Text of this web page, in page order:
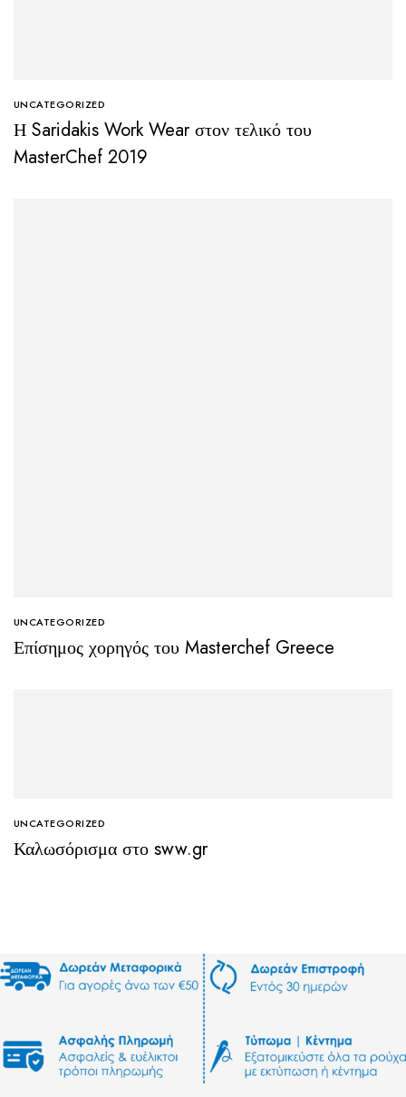
UNCATEGORIZED
Η Saridakis Work Wear στον τελικό του
MasterChef 2019
UNCATEGORIZED
Επίσημος χορηγός του Masterchef Greece
UNCATEGORIZED
Καλωσόρισμα στο sww.gr